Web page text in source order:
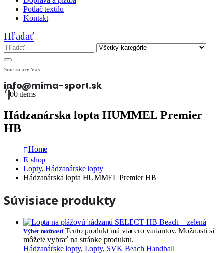
Potlač textilu
Kontakt
Hľadať
Sme tu pre Vás
info@mima-sport.sk
00 items
Hádzanárska lopta HUMMEL Premier
HB
Home
E-shop
Lopty, Hádzanárske lopty
Hádzanárska lopta HUMMEL Premier HB
Súvisiace produkty
Výber možností Tento produkt má viacero variantov. Možnosti si
môžete vybrať na stránke produktu.
Hádzanárske lopty, Lopty, SVK Beach Handball